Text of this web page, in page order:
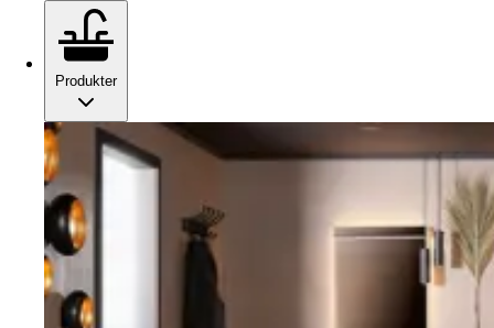
Produkter